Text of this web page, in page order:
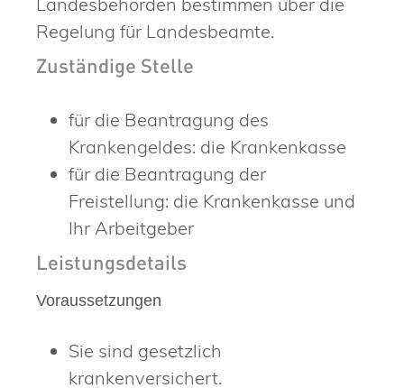
Regelung für Landesbeamte.
Zuständige Stelle
für die Beantragung des
Krankengeldes: die Krankenkasse
für die Beantragung der
Freistellung: die Krankenkasse und
Ihr Arbeitgeber
Leistungsdetails
Voraussetzungen
Sie sind gesetzlich
krankenversichert.